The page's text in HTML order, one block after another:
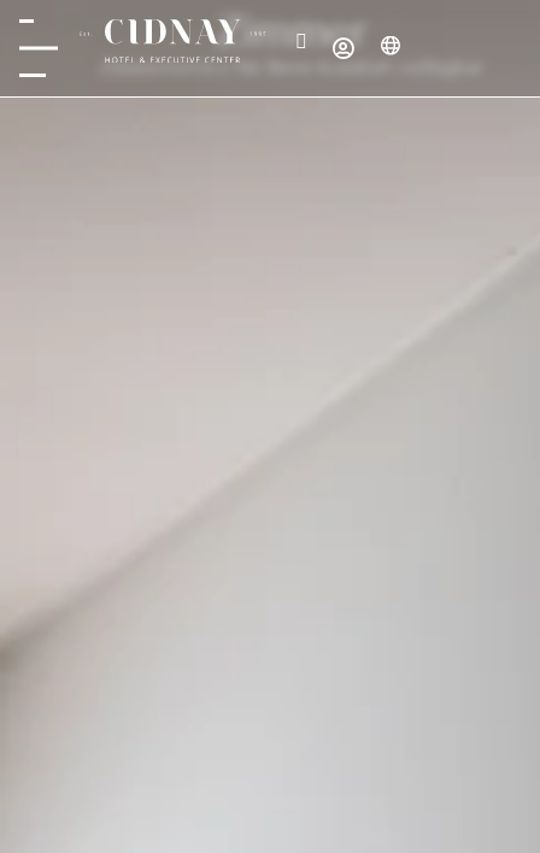
Zimmer
Zimmerservice für Ihren Komfort verfügbar